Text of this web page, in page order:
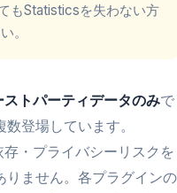
もStatisticsを失わない方
。
トパーティデータのみで
登場しています。
・プライバシーリスクを
りません。各プラグインの